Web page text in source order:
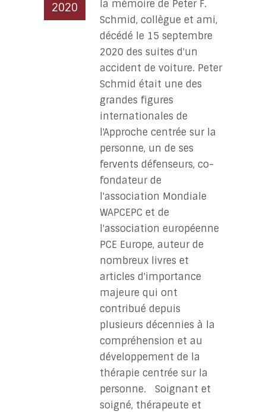
2020
la mémoire de Peter F.
Schmid, collègue et ami,
décédé le 15 septembre
2020 des suites d'un
accident de voiture. Peter
Schmid était une des
grandes figures
internationales de
l'Approche centrée sur la
personne, un de ses
fervents défenseurs, co-
fondateur de
l'association Mondiale
WAPCEPC et de
l'association européenne
PCE Europe, auteur de
nombreux livres et
articles d'importance
majeure qui ont
contribué depuis
plusieurs décennies à la
compréhension et au
développement de la
thérapie centrée sur la
personne. Soignant et
soigné, thérapeute et